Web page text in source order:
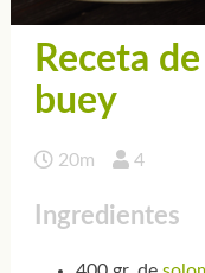
Receta
buey
20m 4
Ingredientes